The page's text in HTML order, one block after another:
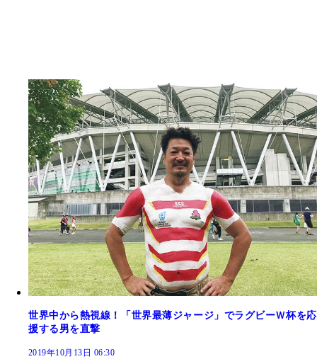
世界中から熱視線！「世界最薄ジャージ」でラグビーＷ杯を応
援する男を直撃
2019年10月13日 06:30